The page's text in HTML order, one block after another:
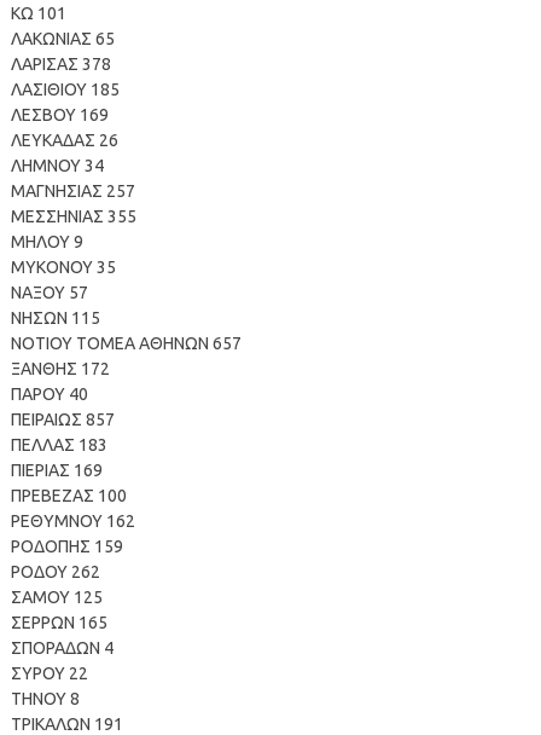
ΚΩ 101
ΛΑΚΩΝΙΑΣ 65
ΛΑΡΙΣΑΣ 378
ΛΑΣΙΘΙΟΥ 185
ΛΕΣΒΟΥ 169
ΛΕΥΚΑΔΑΣ 26
ΛΗΜΝΟΥ 34
ΜΑΓΝΗΣΙΑΣ 257
ΜΕΣΣΗΝΙΑΣ 355
ΜΗΛΟΥ 9
ΜΥΚΟΝΟΥ 35
ΝΑΞΟΥ 57
ΝΗΣΩΝ 115
ΝΟΤΙΟΥ ΤΟΜΕΑ ΑΘΗΝΩΝ 657
ΞΑΝΘΗΣ 172
ΠΑΡΟΥ 40
ΠΕΙΡΑΙΩΣ 857
ΠΕΛΛΑΣ 183
ΠΙΕΡΙΑΣ 169
ΠΡΕΒΕΖΑΣ 100
ΡΕΘΥΜΝΟΥ 162
ΡΟΔΟΠΗΣ 159
ΡΟΔΟΥ 262
ΣΑΜΟΥ 125
ΣΕΡΡΩΝ 165
ΣΠΟΡΑΔΩΝ 4
ΣΥΡΟΥ 22
ΤΗΝΟΥ 8
ΤΡΙΚΑΛΩΝ 191